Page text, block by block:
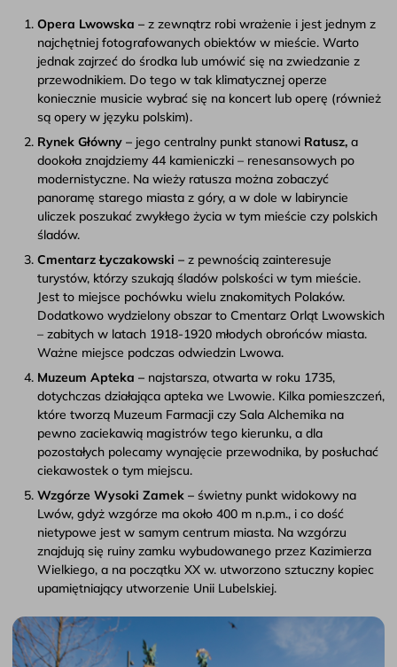
Opera Lwowska – z zewnątrz robi wrażenie i jest jednym z
najchętniej fotografowanych obiektów w mieście. Warto
jednak zajrzeć do środka lub umówić się na zwiedzanie z
przewodnikiem. Do tego w tak klimatycznej operze
koniecznie musicie wybrać się na koncert lub operę (również
są opery w języku polskim).
Rynek Główny – jego centralny punkt stanowi Ratusz, a
dookoła znajdziemy 44 kamieniczki – renesansowych po
modernistyczne. Na wieży ratusza można zobaczyć
panoramę starego miasta z góry, a w dole w labiryncie
uliczek poszukać zwykłego życia w tym mieście czy polskich
śladów.
Cmentarz Łyczakowski – z pewnością zainteresuje
turystów, którzy szukają śladów polskości w tym mieście.
Jest to miejsce pochówku wielu znakomitych Polaków.
Dodatkowo wydzielony obszar to Cmentarz Orląt Lwowskich
– zabitych w latach 1918-1920 młodych obrońców miasta.
Ważne miejsce podczas odwiedzin Lwowa.
Muzeum Apteka – najstarsza, otwarta w roku 1735,
dotychczas działająca apteka we Lwowie. Kilka pomieszczeń,
które tworzą Muzeum Farmacji czy Sala Alchemika na
pewno zaciekawią magistrów tego kierunku, a dla
pozostałych polecamy wynajęcie przewodnika, by posłuchać
ciekawostek o tym miejscu.
Wzgórze Wysoki Zamek – świetny punkt widokowy na
Lwów, gdyż wzgórze ma około 400 m n.p.m., i co dość
nietypowe jest w samym centrum miasta. Na wzgórzu
znajdują się ruiny zamku wybudowanego przez Kazimierza
Wielkiego, a na początku XX w. utworzono sztuczny kopiec
upamiętniający utworzenie Unii Lubelskiej.